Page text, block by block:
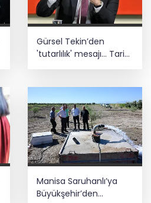
Gürsel Tekin’den
'tutarlılık' mesajı... Tarihi
Manisa Saruhanlı’ya
Büyükşehir’den